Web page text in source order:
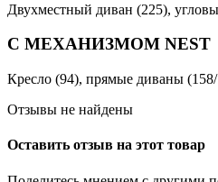
Двухместный диван (225),
С МЕХАНИЗМОМ NEST
Кресло (94), прямые диваны
Отзывы не найдены
Оставить отзыв на этот товар